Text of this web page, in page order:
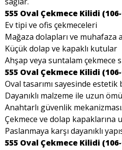
555 Oval Çekmece Kilidi
Ev tipi ve ofis çekmeceleri
Mağaza dolapları ve muhafaza
Küçük dolap ve kapaklı kutular
Ahşap veya suntalam çekmece
555 Oval Çekmece Kilidi
Oval tasarımı sayesinde
Dayanıklı malzeme ile uzun
Anahtarlı güvenlik mekanizması.
Çekmece ve dolap kapaklarına
Paslanmaya karşı dayanıklı
555 Oval Çekmece Kilidi